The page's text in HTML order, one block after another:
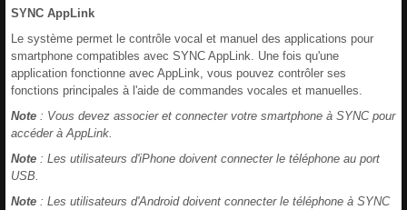
SYNC AppLink
Le système permet le contrôle vocal et manuel des applications pour
smartphone compatibles avec SYNC AppLink. Une fois qu'une
application fonctionne avec AppLink, vous pouvez contrôler ses
fonctions principales à l'aide de commandes vocales et manuelles.
Note : Vous devez associer et connecter votre smartphone à SYNC pour
accéder à AppLink.
Note : Les utilisateurs d'iPhone doivent connecter le téléphone au port
USB.
Note : Les utilisateurs d'Android doivent connecter le téléphone à SYNC